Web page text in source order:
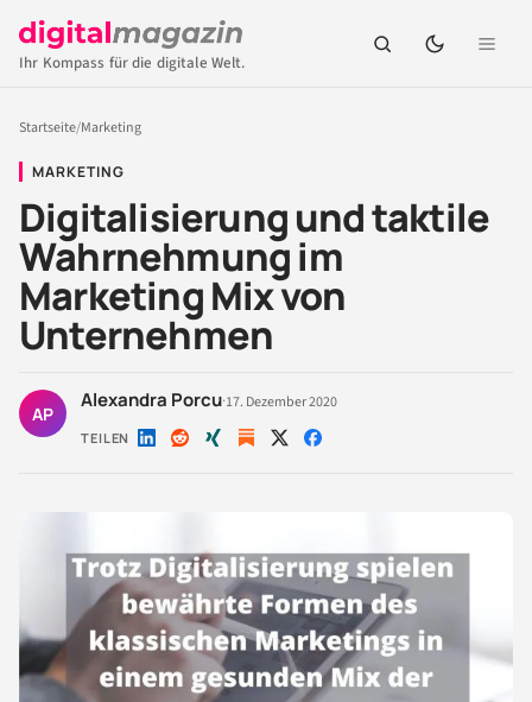
Ihr Kompass für die digitale Welt.
Startseite/Marketing
MARKETING
Digitalisierung und taktile
Wahrnehmung im
Marketing Mix von
Unternehmen
AP
Alexandra Porcu·17. Dezember 2020
TEILEN Auf Auf Auf Auf Auf